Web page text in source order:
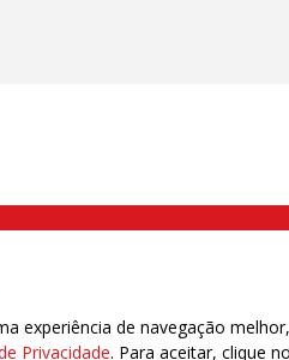
000 Brás, São Paulo/SP | Telefone (11)
experiência de navegação
Privacidade. Para aceitar, clique